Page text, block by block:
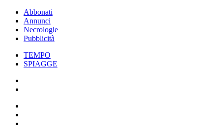
Abbonati
Annunci
Necrologie
Pubblicità
TEMPO
SPIAGGE